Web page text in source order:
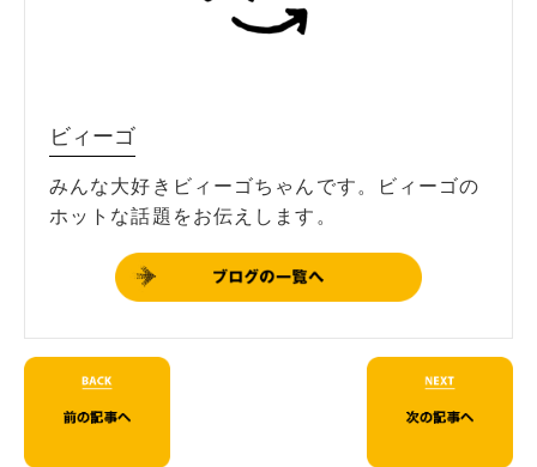
ビィーゴ
みんな大好きビィーゴちゃんです。ビィーゴの
ホットな話題をお伝えします。